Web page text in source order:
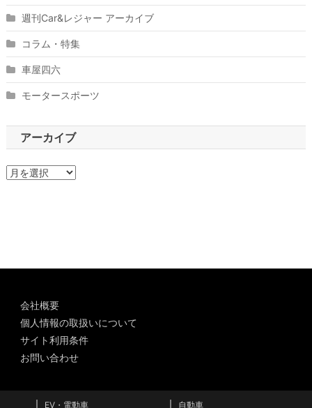
週刊Car&レジャー アーカイブ
コラム・特集
車屋四六
モータースポーツ
アーカイブ
ア
会社概要
個人情報の取扱いについて
サイト利用条件
お問い合わせ
EV・電動車 自動車